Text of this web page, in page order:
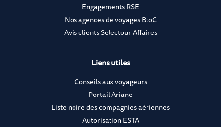
Engagements RSE
Nos agences de voyages BtoC
Avis clients Selectour Affaires
Liens utiles
Conseils aux voyageurs
Portail Ariane
Liste noire des compagnies aériennes
Autorisation ESTA